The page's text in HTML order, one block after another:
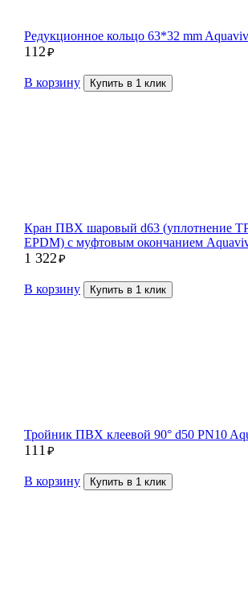
Редукционное кольцо 63*32 mm
112₽
В корзину Купить в 1 клик
Кран ПВХ шаровый d63 (уплотнение
EPDM) с муфтовым окончанием
1 322₽
В корзину Купить в 1 клик
Тройник ПВХ клеевой 90° d50 PN10
111 ₽
В корзину Купить в 1 клик